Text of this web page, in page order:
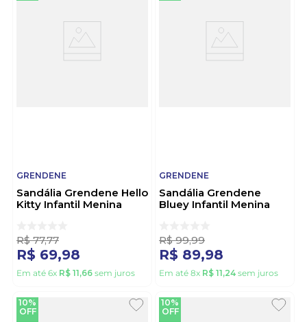
GRENDENE
Sandália Grendene Hello
Kitty Infantil Menina
R$ 77,77
R$ 69,98
Em até 6x R$ 11,66 sem juros
GRENDENE
Sandália Grendene
Bluey Infantil Menina
R$ 99,99
R$ 89,98
Em até 8x R$ 11,24 sem juros
10%
OFF
10%
OFF